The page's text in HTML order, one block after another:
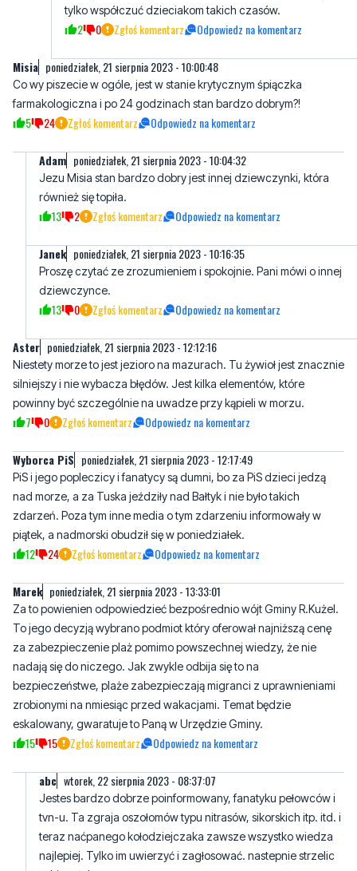
poniedziałek, 21 sierpnia 2023 - 10:00:48
Co wy piszecie w ogóle, jest w stanie krytycznym śpiączka
5 24 Zgłoś komentarz Odpowiedz na komentarz
Adam poniedziałek, 21 sierpnia 2023 - 10:04:32
Jezu Misia stan bardzo dobry jest innej dziewczynki, która
13 2 Zgłoś komentarz Odpowiedz na komentarz
Janek poniedziałek, 21 sierpnia 2023 - 10:16:35
Proszę czytać ze zrozumieniem i spokojnie. Pani mówi o innej
13 0 Zgłoś komentarz Odpowiedz na komentarz
Aster poniedziałek, 21 sierpnia 2023 - 12:12:16
Niestety morze to jest jezioro na mazurach. Tu żywioł jest znacznie
powinny być szczególnie na uwadze przy kąpieli w morzu.
7 0 Zgłoś komentarz Odpowiedz na komentarz
Wyborca PiS poniedziałek, 21 sierpnia 2023 - 12:17:49
PiS i jego popleczicy i fanatycy są dumni, bo za PiS dzieci jedzą
zdarzeń. Poza tym inne media o tym zdarzeniu informowały w
piątek, a nadmorski obudził się w poniedziałek.
12 24 Zgłoś komentarz Odpowiedz na komentarz
Marek poniedziałek, 21 sierpnia 2023 - 13:33:01
Za to powienien odpowiedzieć bezpośrednio wójt Gminy R.Kużel.
za zabezpieczenie plaż pomimo powszechnej wiedzy, że nie
nadają się do niczego. Jak zwykle odbija się to na
bezpieczeństwe, plaże zabezpieczają migranci z uprawnieniami
zrobionymi na nmiesiąc przed wakacjami. Temat będzie
eskalowany, gwaratuje to Paną w Urzędzie Gminy.
15 15 Zgłoś komentarz Odpowiedz na komentarz
abc wtorek, 22 sierpnia 2023 - 08:37:07
Jestes bardzo dobrze poinformowany, fanatyku pełowców i
teraz naćpanego kołodziejczaka zawsze wszystko wiedza
najlepiej. Tylko im uwierzyć i zagłosować. nastepnie strzelic
sobie w łeb.
4 9 Zgłoś komentarz Odpowiedz na komentarz